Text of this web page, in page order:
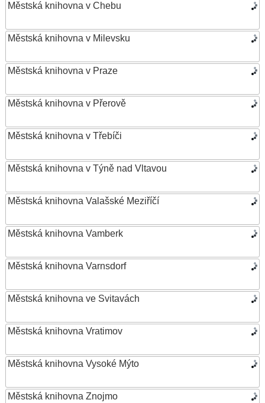
Městská knihovna v Chebu
Městská knihovna v Milevsku
Městská knihovna v Praze
Městská knihovna v Přerově
Městská knihovna v Třebíči
Městská knihovna v Týně nad Vltavou
Městská knihovna Valašské Meziříčí
Městská knihovna Vamberk
Městská knihovna Varnsdorf
Městská knihovna ve Svitavách
Městská knihovna Vratimov
Městská knihovna Vysoké Mýto
Městská knihovna Znojmo